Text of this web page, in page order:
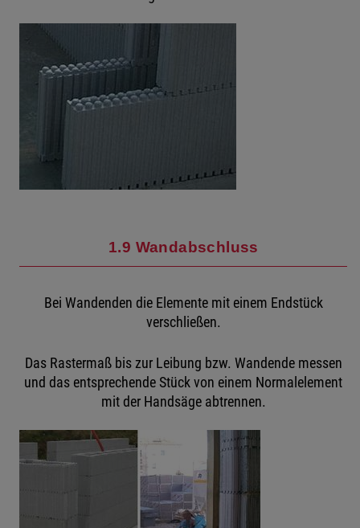
1.9 Wandabschluss
Bei Wandenden die Elemente mit einem Endstück
verschließen.
Das Rastermaß bis zur Leibung bzw. Wandende messen
und das entsprechende Stück von einem Normalelement
mit der Handsäge abtrennen.